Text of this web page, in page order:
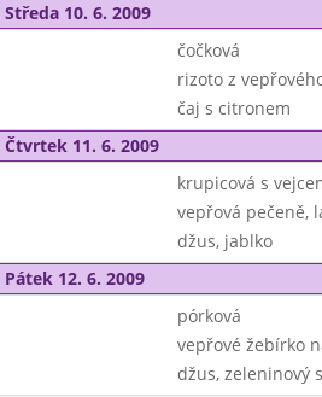
Středa 10. 6. 2009
čočková
rizoto z
čaj s citronem
Čtvrtek 11. 6. 2009
krupicová s
vepřová pečeně,
džus, jablko
Pátek 12. 6. 2009
pórková
vepřové žebírko
džus, zeleninový